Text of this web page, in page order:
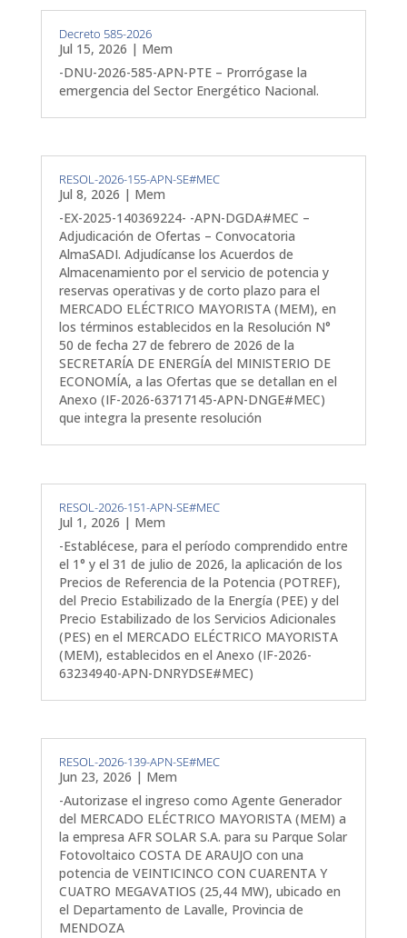
Decreto 585-2026
Jul 15, 2026 | Mem
-DNU-2026-585-APN-PTE – Prorrógase la
emergencia del Sector Energético Nacional.
RESOL-2026-155-APN-SE#MEC
Jul 8, 2026 | Mem
-EX-2025-140369224- -APN-DGDA#MEC –
Adjudicación de Ofertas – Convocatoria
AlmaSADI. Adjudícanse los Acuerdos de
Almacenamiento por el servicio de potencia y
reservas operativas y de corto plazo para el
MERCADO ELÉCTRICO MAYORISTA (MEM), en
los términos establecidos en la Resolución N°
50 de fecha 27 de febrero de 2026 de la
SECRETARÍA DE ENERGÍA del MINISTERIO DE
ECONOMÍA, a las Ofertas que se detallan en el
Anexo (IF-2026-63717145-APN-DNGE#MEC)
que integra la presente resolución
RESOL-2026-151-APN-SE#MEC
Jul 1, 2026 | Mem
-Establécese, para el período comprendido entre
el 1° y el 31 de julio de 2026, la aplicación de los
Precios de Referencia de la Potencia (POTREF),
del Precio Estabilizado de la Energía (PEE) y del
Precio Estabilizado de los Servicios Adicionales
(PES) en el MERCADO ELÉCTRICO MAYORISTA
(MEM), establecidos en el Anexo (IF-2026-
63234940-APN-DNRYDSE#MEC)
RESOL-2026-139-APN-SE#MEC
Jun 23, 2026 | Mem
-Autorizase el ingreso como Agente Generador
del MERCADO ELÉCTRICO MAYORISTA (MEM) a
la empresa AFR SOLAR S.A. para su Parque Solar
Fotovoltaico COSTA DE ARAUJO con una
potencia de VEINTICINCO CON CUARENTA Y
CUATRO MEGAVATIOS (25,44 MW), ubicado en
el Departamento de Lavalle, Provincia de
MENDOZA